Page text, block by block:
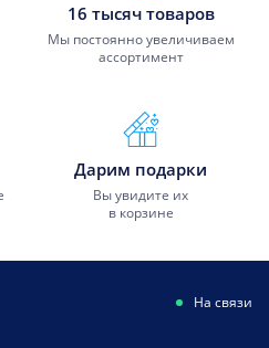
16 тысяч товаров
Мы постоянно увеличиваем
ассортимент
Дарим подарки
Вы увидите их
в корзине
На связи